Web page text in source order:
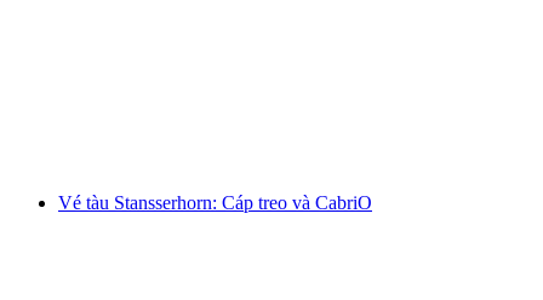
Vé tàu Stansserhorn: Cáp treo và CabriO